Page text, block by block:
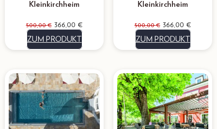
Kleinkirchheim
500,00€ 366,00 €
ZUM PRODUKT
Kleinkirchheim
500,00€ 366,00 €
ZUM PRODUKT